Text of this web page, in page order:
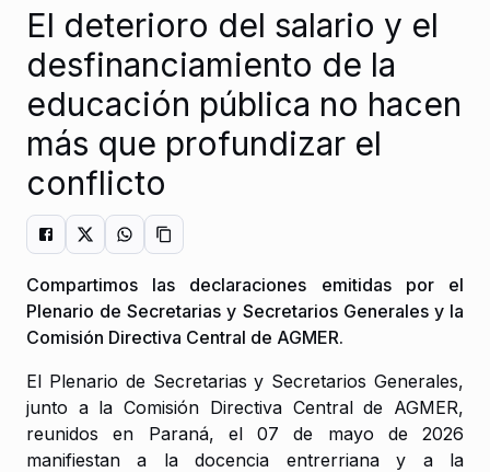
El deterioro del salario y el
desfinanciamiento de la
educación pública no hacen
más que profundizar el
conflicto
Compartimos las declaraciones emitidas por el
Plenario de Secretarias y Secretarios Generales y la
Comisión Directiva Central de AGMER.
El Plenario de Secretarias y Secretarios Generales,
junto a la Comisión Directiva Central de AGMER,
reunidos en Paraná, el 07 de mayo de 2026
manifiestan a la docencia entrerriana y a la